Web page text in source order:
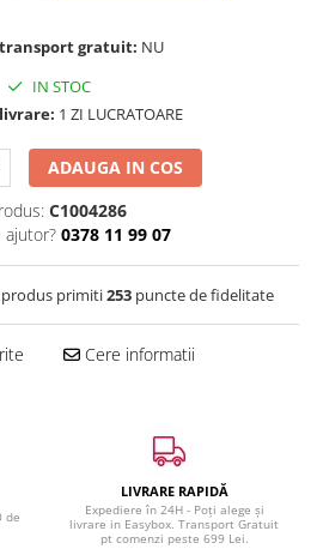
transport gratuit: NU
IN STOC
1 ZI LUCRATOARE
ADAUGA IN COS
C1004286
ajutor? 0378 11 99 07
produs primiti253 puncte de fidelitate
Cere informatii
de
LIVRARE RAPIDĂ
Expediere în 24H - Poți alege și
livrare in Easybox. Transport Gratuit
pt comenzi peste 699 Lei.